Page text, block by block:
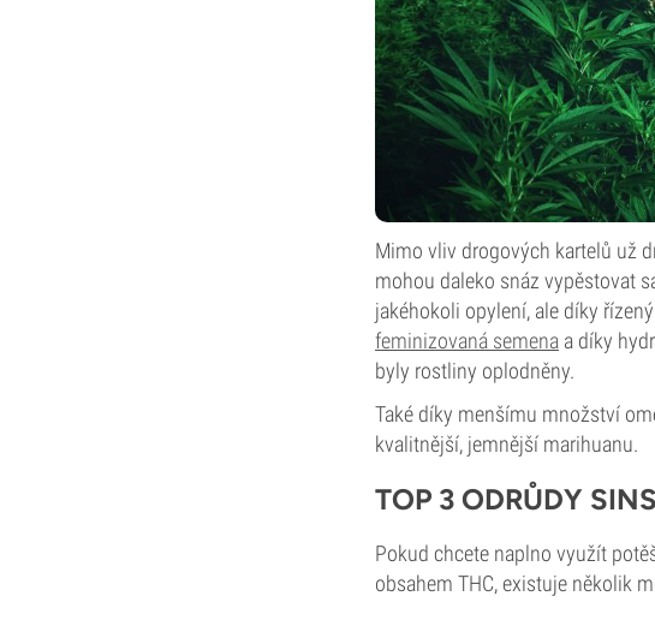
Mimo vliv drogových kartelů už
mohou daleko snáz vypěstovat
jakéhokoli opylení, ale díky
feminizovaná semena a díky
byly rostliny oplodněny.
Také díky menšímu množství
kvalitnější, jemnější marihuanu.
TOP 3 ODRŮDY
Pokud chcete naplno využít
obsahem THC, existuje několik